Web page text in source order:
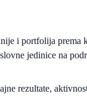
i portfolija prema
jedinice na
rezultate,